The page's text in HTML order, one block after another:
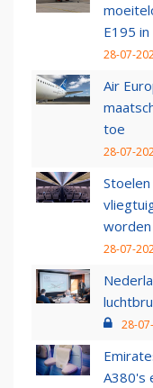
E195 in
28-07-
Air
toe
28-07-
worden
28-07-
28-
A380's